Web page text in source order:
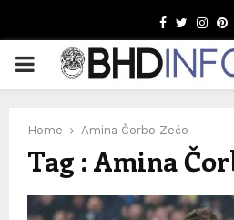
Facebook
Twitter
PRIMARY
Home Amina Čorbo Zećo
Tag : Amina